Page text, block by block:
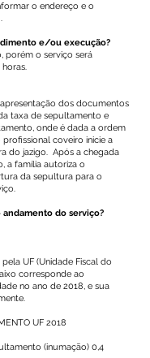
o endereço e o
e/ou execução?
porém o serviço será
dos documentos
taxa de sepultamento e
onde é dada a ordem
coveiro inicie a
do jazigo. Após a chegada
a família autoriza o
da sepultura para o
do serviço?
UF (Unidade Fiscal do
corresponde ao
no ano de 2018, e sua
UF 2018
(inumação) 0,4